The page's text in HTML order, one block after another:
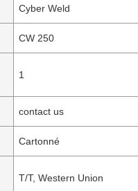
Cyber Weld
CW 250
1
contact us
Cartonné
T/T, Western Union